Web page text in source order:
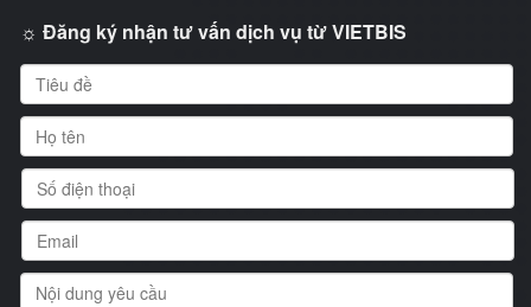
☼ Đăng ký nhận tư vấn dịch vụ từ VIETBIS